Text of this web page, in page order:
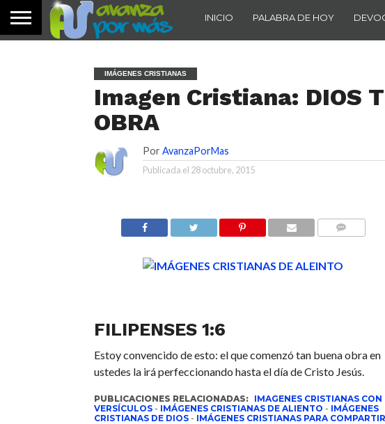
INICIO PALABRA DE HOY
IMÁGENES CRISTIANAS
Imagen Cristiana: DIOS
OBRA
Por AvanzaPorMas
Publicada el 28 octubre, 2015
FILIPENSES 1:6
Estoy convencido de esto: el que comenzó tan buena obra en
ustedes la irá perfeccionando hasta el día de Cristo Jesús.
PUBLICACIONES RELACIONADAS: IMAGENES CRISTIANAS CON
VERSÍCULOS- IMÁGENES CRISTIANAS DE ALIENTO - IMÁGENES
CRISTIANAS DE DIOS- IMÁGENES CRISTIANAS PARA COMPARTIR